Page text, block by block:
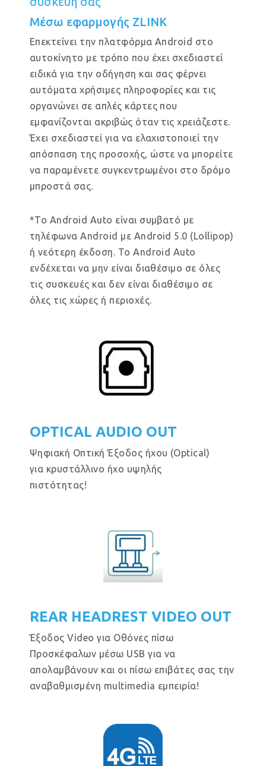
Μέσω εφαρμογής ZLINK
Επεκτείνει την πλατφόρμα Android στο
αυτοκίνητο με τρόπο που έχει σχεδιαστεί
ειδικά για την οδήγηση και σας φέρνει
αυτόματα χρήσιμες πληροφορίες και τις
οργανώνει σε απλές κάρτες που
εμφανίζονται ακριβώς όταν τις χρειάζεστε.
Έχει σχεδιαστεί για να ελαχιστοποιεί την
απόσπαση της προσοχής, ώστε να μπορείτε
να παραμένετε συγκεντρωμένοι στο δρόμο
μπροστά σας.
*Το Android Auto είναι συμβατό με
τηλέφωνα Android με Android 5.0 (Lollipop)
ή νεότερη έκδοση. Το Android Auto
ενδέχεται να μην είναι διαθέσιμο σε όλες
τις συσκευές και δεν είναι διαθέσιμο σε
όλες τις χώρες ή περιοχές.
OPTICAL AUDIO OUT
Ψηφιακή Οπτική Έξοδος ήχου (Optical)
για κρυστάλλινο ήχο υψηλής
πιστότητας!
REAR HEADREST VIDEO OUT
Έξοδος Video για Οθόνες πίσω
Προσκέφαλων μέσω USB για να
απολαμβάνουν και οι πίσω επιβάτες σας την
αναβαθμισμένη multimedia εμπειρία!